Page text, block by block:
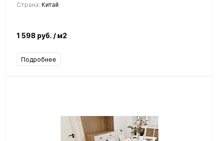
Страна: Китай
1 598 руб. / м2
Подробнее